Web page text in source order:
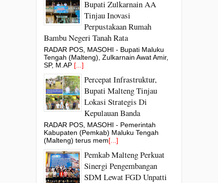
Bupati Zulkarnain AA
Tinjau Inovasi
Perpustakaan Rumah
Bambu Negeri Tanah Rata
RADAR POS, MASOHI - Bupati Maluku
Tengah (Malteng), Zulkarnain Awat Amir,
SP, M.AP [...]
Percepat Infrastruktur,
Bupati Malteng Tinjau
Lokasi Strategis Di
Kepulauan Banda
RADAR POS, MASOHI - Pemerintah
Kabupaten (Pemkab) Maluku Tengah
(Malteng) terus mem[...]
Pemkab Malteng Perkuat
Sinergi Pengembangan
SDM Lewat FGD Unpatti